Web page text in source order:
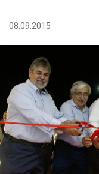
08.09.2015